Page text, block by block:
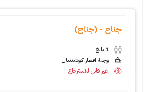
جناح - (جناح)
1 بالغ
وجبة افطار كونتيننتال
غير قابل للاسترجاع